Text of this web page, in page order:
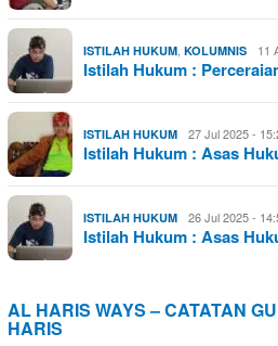
ISTILAH HUKUM KOLUMNIS 11
Istilah Hukum :
ISTILAH HUKUM 27 Jul 2025 -
Istilah Hukum : Asas
ISTILAH HUKUM 26 Jul 2025 -
Istilah Hukum : Asas
AL HARIS WAYS – CATATAN
HARIS